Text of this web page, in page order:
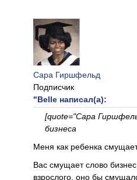
Сара Гиршфельд
Подписчик
"Belle написал(а):
[quote="Сара
бизнеса
Меня как ребенка
Вас смущает слово
взрослого, оно бы